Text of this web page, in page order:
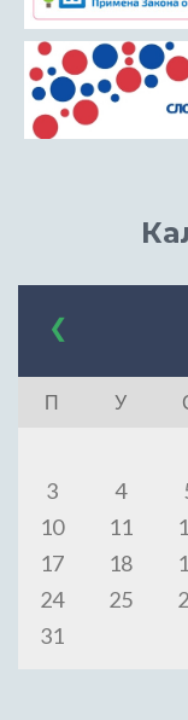
❮
П У
3
4
10
11
17
18
24
25
31